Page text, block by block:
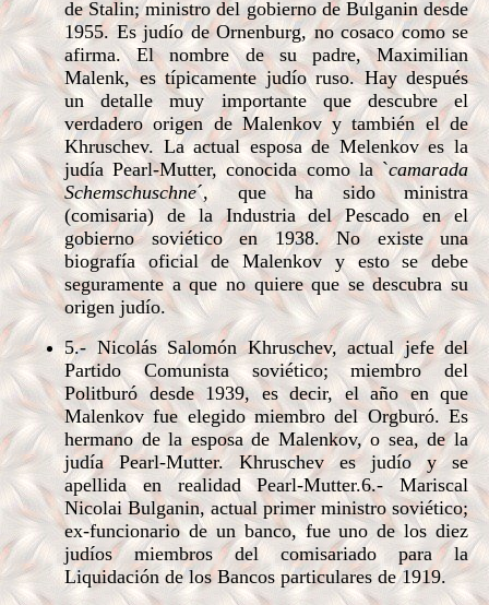
de Stalin; ministro del gobierno de Bulganin desde
1955. Es judío de Ornenburg, no cosaco como se
afirma. El nombre de su padre, Maximilian
Malenk, es típicamente judío ruso. Hay después
un detalle muy importante que descubre el
verdadero origen de Malenkov y también el de
Khruschev. La actual esposa de Melenkov es la
judía Pearl-Mutter, conocida como la `camarada
Schemschuschne´, que ha sido ministra
(comisaria) de la Industria del Pescado en el
gobierno soviético en 1938. No existe una
biografía oficial de Malenkov y esto se debe
seguramente a que no quiere que se descubra su
origen judío.
5.- Nicolás Salomón Khruschev, actual jefe del
Partido Comunista soviético; miembro del
Politburó desde 1939, es decir, el año en que
Malenkov fue elegido miembro del Orgburó. Es
hermano de la esposa de Malenkov, o sea, de la
judía Pearl-Mutter. Khruschev es judío y se
apellida en realidad Pearl-Mutter.6.- Mariscal
Nicolai Bulganin, actual primer ministro soviético;
ex-funcionario de un banco, fue uno de los diez
judíos miembros del comisariado para la
Liquidación de los Bancos particulares de 1919.